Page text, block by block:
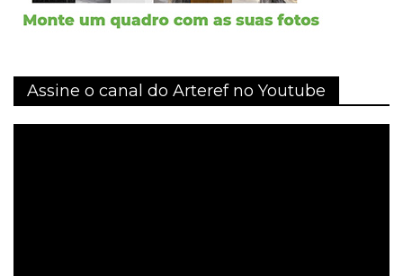
Assine o canal do Arteref no Youtube